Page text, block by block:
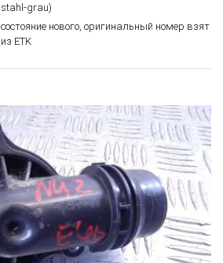
stahl-grau)
состояние нового, оригинальный номер взят
из ЕТК